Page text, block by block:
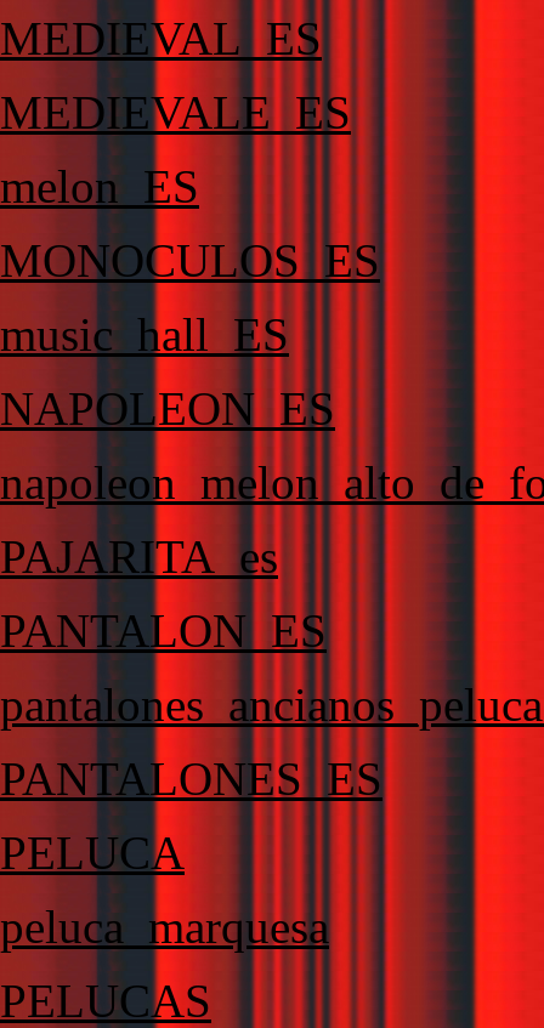
MEDIEVAL_ES
MEDIEVALE_ES
melon_ES
MONOCULOS_ES
music_hall_ES
NAPOLEON_ES
PAJARITA_es
PANTALON_ES
PANTALONES_ES
PELUCA
peluca_marquesa
PELUCAS